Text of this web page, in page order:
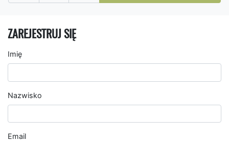
ZAREJESTRUJ SIĘ
Imię
Nazwisko
Email